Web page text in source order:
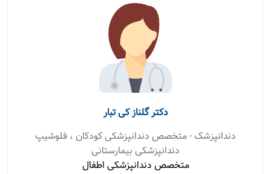
دکتر گلناز کی تبار
دندانپزشک - متخصص دندانپزشکی کودکان ، فلوشیپ
دندانپزشکی بیمارستانی
متخصص دندانپزشکی اطفال